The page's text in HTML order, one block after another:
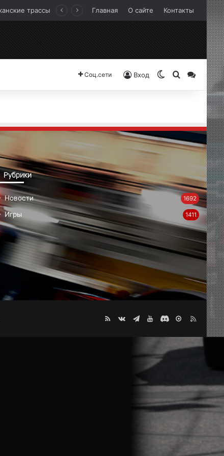
Главная
О сайте Контакты
Соц.сети Вход Switch skin
Search for
Рубрики
Новости 1692
Игры 1411
RSS vk.comTelegramRuTubeDiscord
MAXDzen